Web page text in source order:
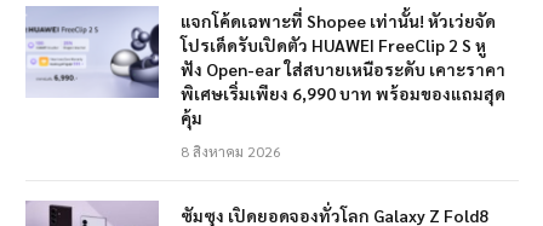
แจกโค้ดเฉพาะที่ Shopee เท่านั้น! หัวเว่ยจัด
โปรเด็ดรับเปิดตัว HUAWEI FreeClip 2 S หู
ฟัง Open-ear ใส่สบายเหนือระดับ เคาะราคา
พิเศษเริ่มเพียง 6,990 บาท พร้อมของแถมสุด
คุ้ม
8 สิงหาคม 2026
ซัมซุง เปิดยอดจองทั่วโลก Galaxy Z Fold8